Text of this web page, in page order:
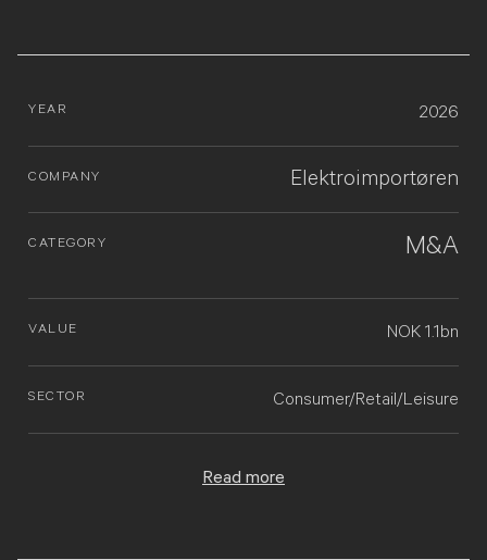
YEAR 2026
COMPANY Elektroimportøren
CATEGORY M&A
VALUE NOK 1.1bn
SECTOR Consumer/Retail/Leisure
Read more